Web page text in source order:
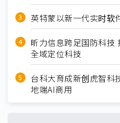
英特蒙以新一代实时软
昕力信息跨足国防科技
全域定位科技
台科大育成新创虎智科
地端AI商用